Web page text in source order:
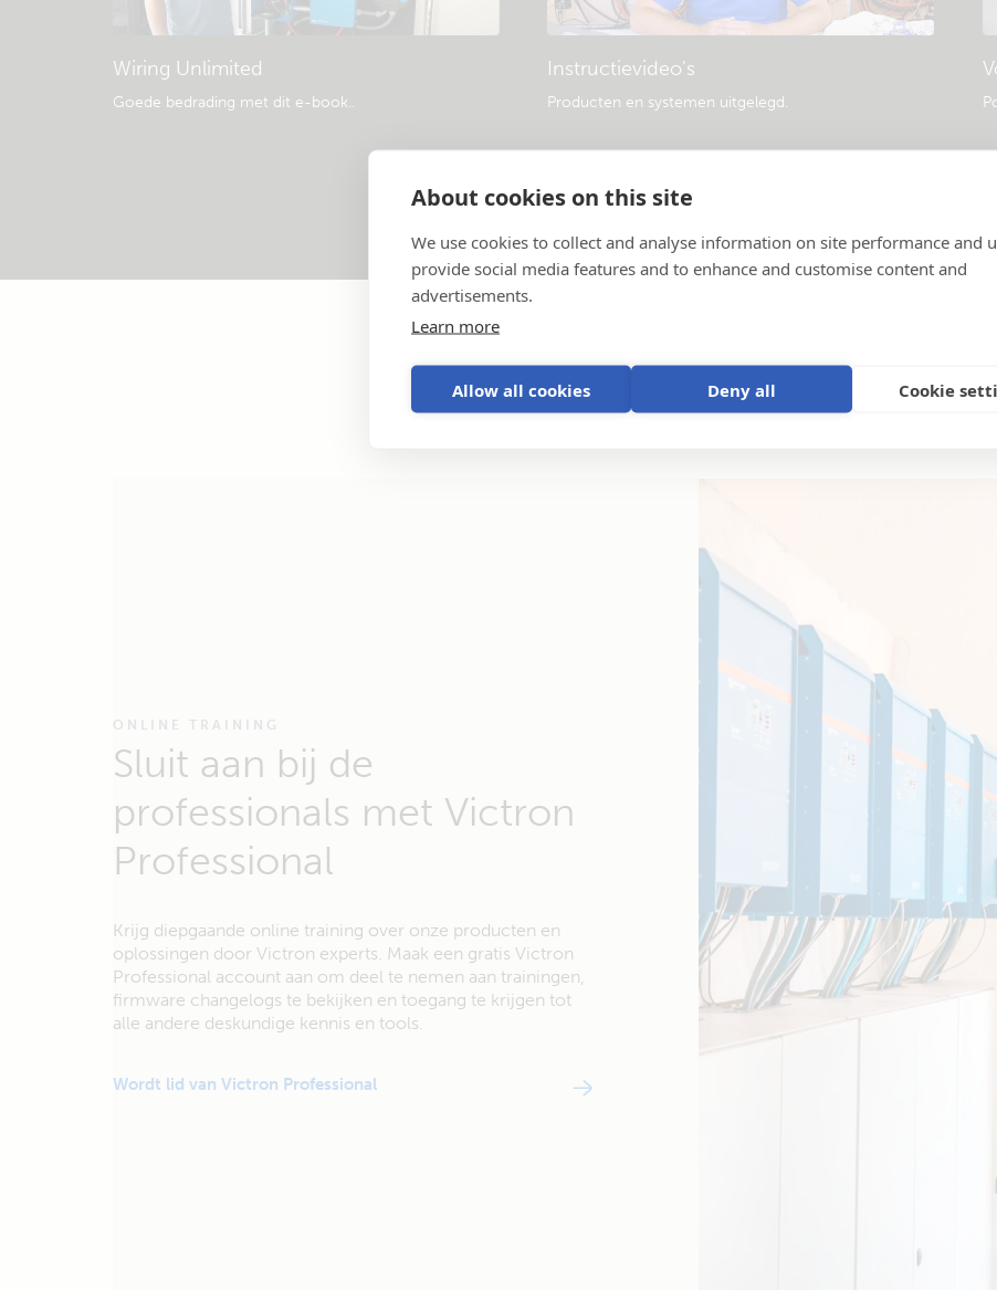
About cookies on this site
We use cookies to collect and analyse information on site performance and
provide social media features and to enhance and customise content and
advertisements.
Learn more
Allow all cookies Deny all Cookie
Wiring Unlimited
Goede bedrading met dit e-book..
Instructievideo's
Producten en systemen uitgelegd.
ONLINE TRAINING
Sluit aan bij de
professionals met Victron
Professional
Krijg diepgaande online training over onze producten en
oplossingen door Victron experts. Maak een gratis Victron
Professional account aan om deel te nemen aan trainingen,
firmware changelogs te bekijken en toegang te krijgen tot
alle andere deskundige kennis en tools.
Wordt lid van Victron Professional